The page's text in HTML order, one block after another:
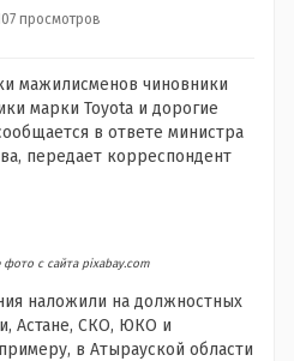
просмотров
мажилисменов чиновники
марки Toyota и дорогие
в ответе министра
передает корреспондент
с сайта pixabay.com
наложили на должностных
Астане, СКО, ЮКО и
в Атырауской области